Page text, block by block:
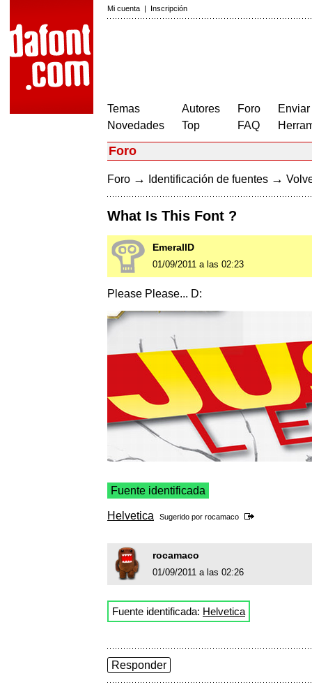
Mi cuenta | Inscripción
Temas
Novedades
Autores
Top
Foro
FAQ
Foro
Foro → Identificación de fuentes →
What Is This Font ?
EmerallD
01/09/2011 a las 02:23
Please Please... D:
Fuente identificada
Helvetica Sugerido por rocamaco
rocamaco
01/09/2011 a las 02:26
Fuente identificada: Helvetica
Responder